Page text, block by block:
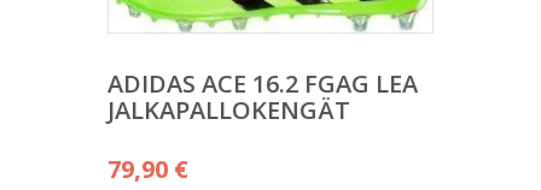
ADIDAS ACE 16.2 FGAG LEA
JALKAPALLOKENGÄT
79,90 €